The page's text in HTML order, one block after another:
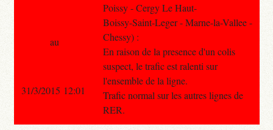
Poissy - Cergy Le Haut-
Boissy-Saint-Leger - Marne-la-Vallee -
Chessy) :
En raison de la presence d'un colis
suspect, le trafic est ralenti sur
l'ensemble de la ligne.
Trafic normal sur les autres lignes de
RER.
au
31/3/2015 12:01